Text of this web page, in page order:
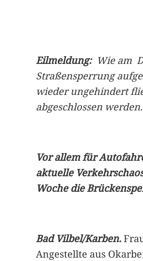
Eilmeldung: Wie am
Straßensperrung
wieder ungehindert
abgeschlossen werden.
Vor allem für
aktuelle
Woche die
Bad Vilbel/Karben.
Angestellte aus